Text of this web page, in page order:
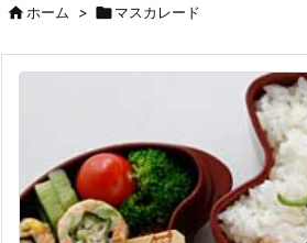
ホーム > マスカレード